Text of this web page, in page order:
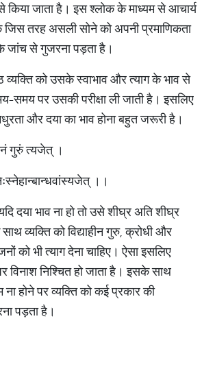
किया जाता है। इस श्लोक के माध्यम से आचार्य
जिस तरह असली सोने को अपनी प्रमाणिकता
जांच से गुजरना पड़ता है।
व्यक्ति को उसके स्वाभाव और त्याग के भाव से
समय पर उसकी परीक्षा ली जाती है। इसलिए
और दया का भाव होना बहुत जरूरी है।
गुरुं त्यजेत् ।
।।
दया भाव ना हो तो उसे शीघ्र अति शीघ्र
व्यक्ति को विद्याहीन गुरु, क्रोधी और
को भी त्याग देना चाहिए। ऐसा इसलिए
विनाश निश्चित हो जाता है। इसके साथ
ना होने पर व्यक्ति को कई प्रकार की
पड़ता है।